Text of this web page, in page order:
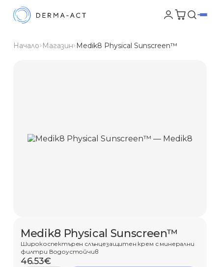
Начало Магазин Medik8 Physical Sunscreen™
Medik8 Physical Sunscreen™
Широкоспектърен слънцезащитен крем с минерални
филтри Водоустойчив
46.53€